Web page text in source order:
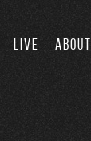
LIVE ABOUT